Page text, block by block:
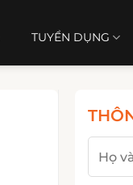
TUYỂN DỤNG